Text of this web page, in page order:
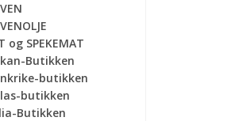
og SPEKEMAT
Butikken
butikken
butikken
Butikken